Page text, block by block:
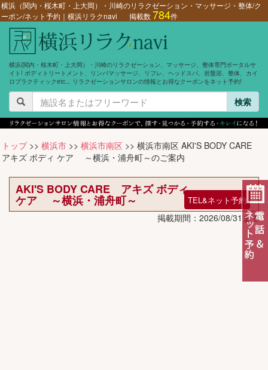
横浜（関内・桜木町・上大岡）・川崎のリラクゼーション・マッサージ・整体/ク
ーポン/ネット予約｜横浜リラクnavi
掲載数784件
横浜(関内・桜木町・上大岡）・川崎のリラクゼーション、マッサージ、整体専門ポータルサ
イト! ボディトリートメント、リンパマッサージ、リフレ、ヘッドスパ、岩盤浴、整体、カイ
ロプラクティックetc... リラクゼーションサロンの情報とお得なクーポンをネット予約!
検索
トップ>> 横浜市 >> 横浜市南区 >> 横浜市南区 AKI'S BODY CARE
アキズ ボディ ケア ～横浜・浦舟町～のご案内
AKI'S BODY CARE アキズ ボディ
ケア ～横浜・浦舟町～ TEL&ネット予約
掲載期間：2026/08/31まで